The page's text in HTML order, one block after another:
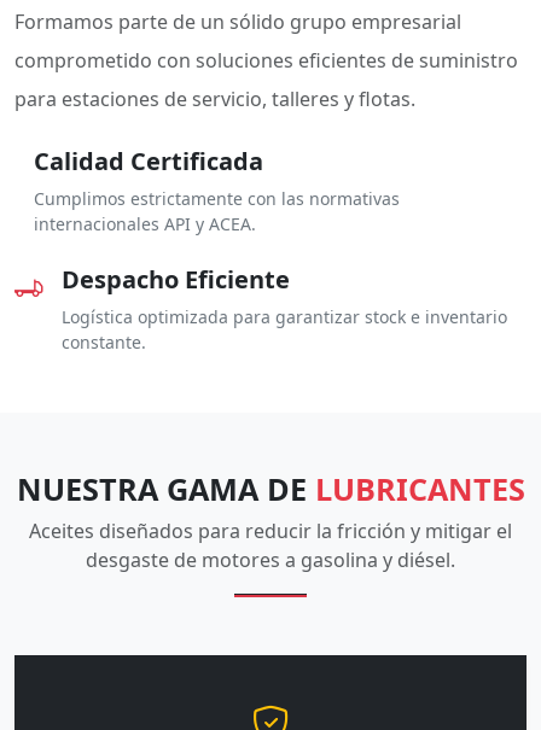
Formamos parte de un sólido grupo empresarial
comprometido con soluciones eficientes de suministro
para estaciones de servicio, talleres y flotas.
Calidad Certificada
Cumplimos estrictamente con las normativas
internacionales API y ACEA.
Despacho Eficiente
Logística optimizada para garantizar stock e inventario
constante.
NUESTRA GAMA DE LUBRICANTES
Aceites diseñados para reducir la fricción y mitigar el
desgaste de motores a gasolina y diésel.